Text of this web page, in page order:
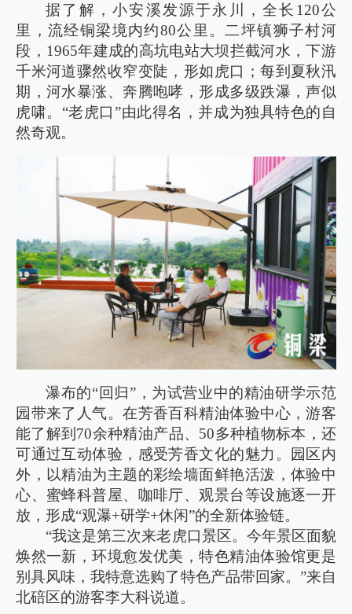
据了解，小安溪发源于永川，全长120公
里，流经铜梁境内约80公里。二坪镇狮子村河
段，1965年建成的高坑电站大坝拦截河水，下游
千米河道骤然收窄变陡，形如虎口；每到夏秋汛
期，河水暴涨、奔腾咆哮，形成多级跌瀑，声似
虎啸。“老虎口”由此得名，并成为独具特色的自
然奇观。
瀑布的“回归”，为试营业中的精油研学示范
园带来了人气。在芳香百科精油体验中心，游客
能了解到70余种精油产品、50多种植物标本，还
可通过互动体验，感受芳香文化的魅力。园区内
外，以精油为主题的彩绘墙面鲜艳活泼，体验中
心、蜜蜂科普屋、咖啡厅、观景台等设施逐一开
放，形成“观瀑+研学+休闲”的全新体验链。
“我这是第三次来老虎口景区。今年景区面貌
焕然一新，环境愈发优美，特色精油体验馆更是
别具风味，我特意选购了特色产品带回家。”来自
北碚区的游客李大科说道。